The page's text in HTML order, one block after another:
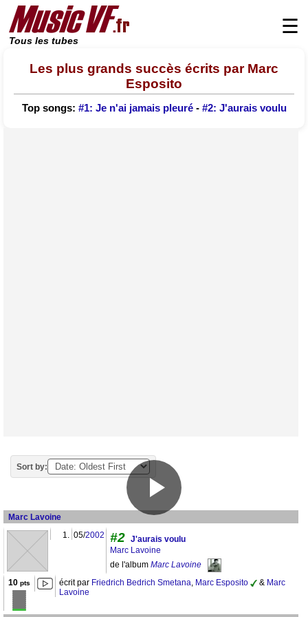
Tous les tubes
☰
Les plus grands succès écrits par Marc
Esposito
Top songs: #1: Je n'ai jamais pleuré- #2: J'aurais voulu
Sort by:
Marc Lavoine
1. 05/2002 #2 J'aurais voulu
Marc Lavoine
de l'album Marc Lavoine
10 pts écrit par Friedrich Bedrich Smetana, Marc Esposito & Marc
Lavoine